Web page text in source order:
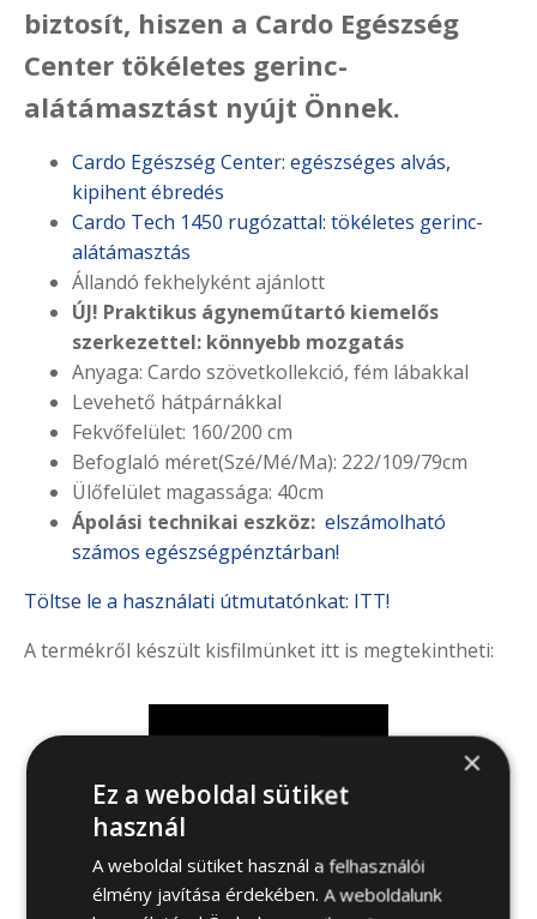
biztosít, hiszen a Cardo Egészség
Center tökéletes gerinc-
alátámasztást nyújt Önnek.
Cardo Egészség Center: egészséges alvás,
kipihent ébredés
Cardo Tech 1450 rugózattal: tökéletes gerinc-
alátámasztás
Állandó fekhelyként ajánlott
ÚJ! Praktikus ágyneműtartó kiemelős
szerkezettel: könnyebb mozgatás
Anyaga: Cardo szövetkollekció, fém lábakkal
Levehető hátpárnákkal
Fekvőfelület: 160/200 cm
Befoglaló méret(Szé/Mé/Ma): 222/109/79cm
Ülőfelület magassága: 40cm
Ápolási technikai eszköz: elszámolható
számos egészségpénztárban!
Töltse le a használati útmutatónkat: ITT!
A termékről készült kisfilmünket itt is megtekintheti:
×
Ez a weboldal sütiket
használ
A weboldal sütiket használ a felhasználói
élmény javítása érdekében. A weboldalunk